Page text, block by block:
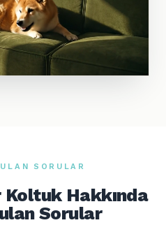
SORULAR
Hakkında
Sorular